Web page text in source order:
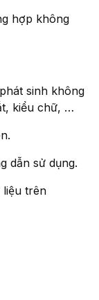
hợp không
sinh không
kiểu chữ, …
dẫn sử dụng.
liệu trên